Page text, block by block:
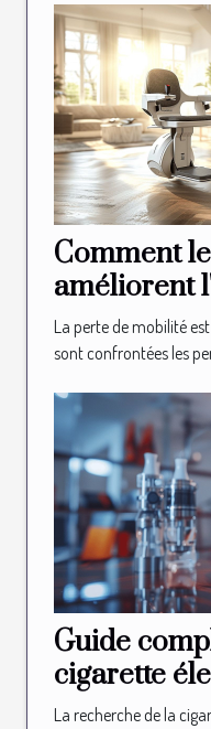
Comment
améliorent
seniors
La perte de mobilité
sont confrontées les
Guide
cigarette
La recherche de la